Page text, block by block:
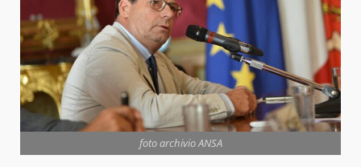
foto archivio ANSA